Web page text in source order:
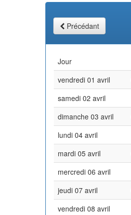
Précédant
Jour
vendredi 01 avril
samedi 02 avril
dimanche 03 avril
lundi 04 avril
mardi 05 avril
mercredi 06 avril
jeudi 07 avril
vendredi 08 avril